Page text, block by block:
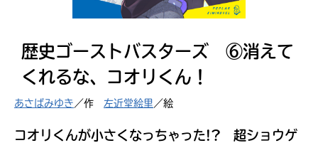
歴史ゴーストバスターズ ⑥消えて
くれるな、コオリくん！
あさばみゆき ／作 左近堂絵里 ／絵
コオリくんが小さくなっちゃった!? 超ショウゲ